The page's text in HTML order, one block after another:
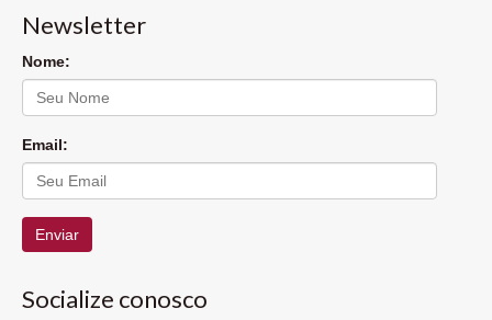
Newsletter
Nome:
Email:
Enviar
Socialize conosco